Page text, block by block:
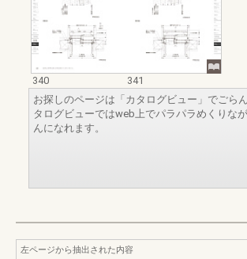
340
341
お探しのページは「カタログビュー」でごら
タログビューではweb上でパラパラめくりな
んになれます。
左ページから抽出された内容